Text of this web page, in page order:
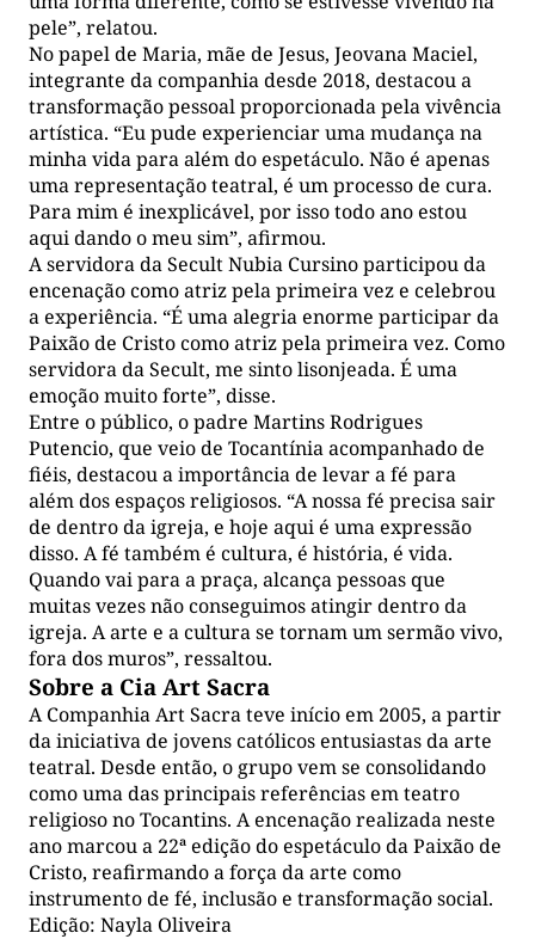
pele”, relatou.
No papel de Maria, mãe de Jesus, Jeovana Maciel,
integrante da companhia desde 2018, destacou a
transformação pessoal proporcionada pela vivência
artística. “Eu pude experienciar uma mudança na
minha vida para além do espetáculo. Não é apenas
uma representação teatral, é um processo de cura.
Para mim é inexplicável, por isso todo ano estou
aqui dando o meu sim”, afirmou.
A servidora da Secult Nubia Cursino participou da
encenação como atriz pela primeira vez e celebrou
a experiência. “É uma alegria enorme participar da
Paixão de Cristo como atriz pela primeira vez. Como
servidora da Secult, me sinto lisonjeada. É uma
emoção muito forte”, disse.
Entre o público, o padre Martins Rodrigues
Putencio, que veio de Tocantínia acompanhado de
fiéis, destacou a importância de levar a fé para
além dos espaços religiosos. “A nossa fé precisa sair
de dentro da igreja, e hoje aqui é uma expressão
disso. A fé também é cultura, é história, é vida.
Quando vai para a praça, alcança pessoas que
muitas vezes não conseguimos atingir dentro da
igreja. A arte e a cultura se tornam um sermão vivo,
fora dos muros”, ressaltou.
Sobre a Cia Art Sacra
A Companhia Art Sacra teve início em 2005, a partir
da iniciativa de jovens católicos entusiastas da arte
teatral. Desde então, o grupo vem se consolidando
como uma das principais referências em teatro
religioso no Tocantins. A encenação realizada neste
ano marcou a 22ª edição do espetáculo da Paixão de
Cristo, reafirmando a força da arte como
instrumento de fé, inclusão e transformação social.
Edição: Nayla Oliveira